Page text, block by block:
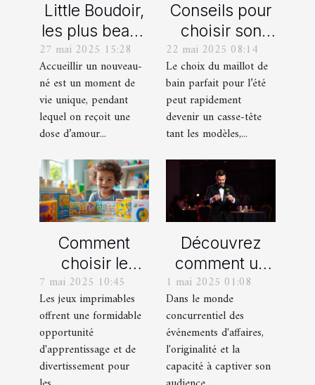
Little Boudoir,
les plus beaux
cadeaux de
naissance
personnalisés
!
27 mai 2025 15:28
Accueillir un nouveau-
né est un moment de
vie unique, pendant
lequel on reçoit une
dose d’amour...
Conseils pour
choisir son
maillot de bain
idéal pour l'été
22 mai 2025 08:14
Le choix du maillot de
bain parfait pour l’été
peut rapidement
devenir un casse-tête
tant les modèles,...
Comment
choisir le
meilleur jeu
imprimable
pour votre
enfant
7 mai 2025 10:45
Les jeux imprimables
offrent une formidable
opportunité
d'apprentissage et de
divertissement pour
Découvrez
comment un
spectacle de
magie
transforme les
événements
professionnels
1 mai 2025 01:08
Dans le monde
concurrentiel des
événements d'affaires,
l'originalité et la
capacité à captiver son